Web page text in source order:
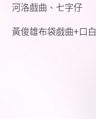
河洛戲曲、七字仔
黃俊雄布袋戲曲+口白